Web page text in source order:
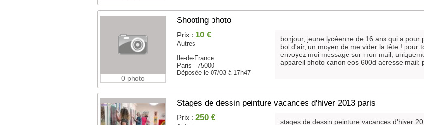
0 photo
Shooting photo
Prix : 10 €
Autres
Ile-de-France
Paris - 75000
Déposée le 07/03 à 17h47
bonjour, jeune lycéenne de 16 ans qui a pour
bol d'air, un moyen de me vider la tête ! pour
envoyez moi message sur mon mail,
appareil photo canon eos 600d adresse mail:
Stages de dessin peinture vacances d'hiver 2013 paris
Prix :250 €
stages de dessin peinture vacances d'hiver